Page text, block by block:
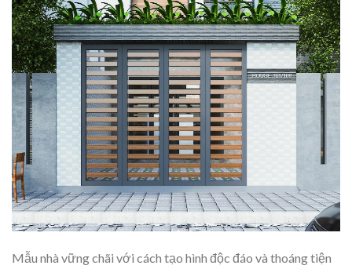
Mẫu nhà vững chãi với cách tạo hình độc đáo và thoáng tiện